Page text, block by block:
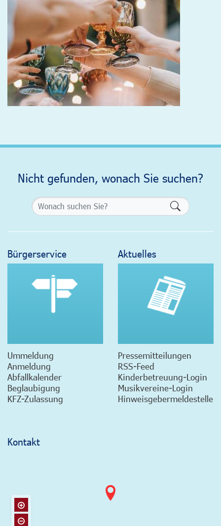
Nicht gefunden, wonach Sie suchen?
Bürgerservice
Ummeldung
Anmeldung
Abfallkalender
Beglaubigung
KFZ-Zulassung
Aktuelles
Pressemitteilungen
RSS-Feed
Kinderbetreuung-Login
Musikvereine-Login
Hinweisgebermeldestelle
Kontakt